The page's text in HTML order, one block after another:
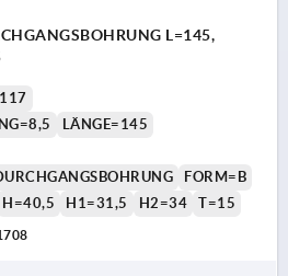
L=145,
LÄNGE=145
FORM=B
H=40,5 H1=31,5 H2=34 T=15